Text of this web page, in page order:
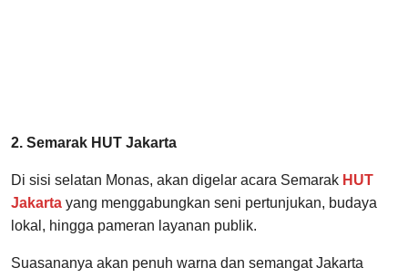
2. Semarak HUT Jakarta
Di sisi selatan Monas, akan digelar acara Semarak HUT
Jakarta yang menggabungkan seni pertunjukan, budaya
lokal, hingga pameran layanan publik.
Suasananya akan penuh warna dan semangat Jakarta